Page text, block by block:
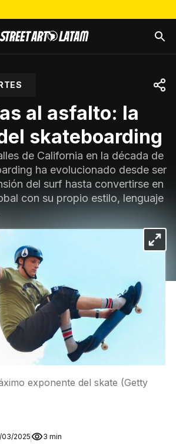
al asfalto: la
skateboarding
de California en la década de
ha evolucionado desde ser
del surf hasta convertirse en
con su propio estilo, lenguaje
exponente del skate (Getty
03/2025 3 min